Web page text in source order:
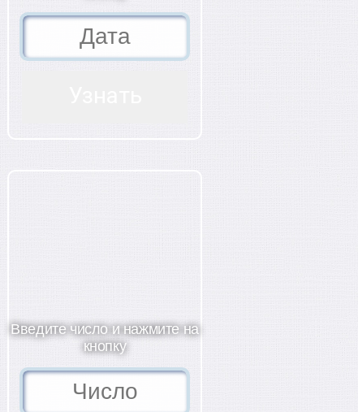
Введите число и нажмите на
кнопку